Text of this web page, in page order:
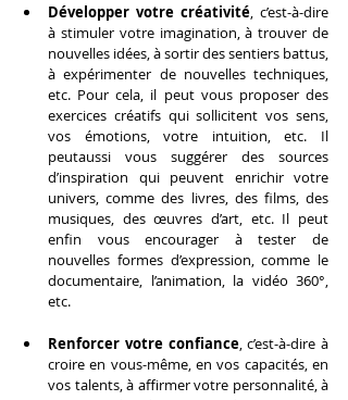
Développer votre créativité, c’est-à-dire
à stimuler votre imagination, à trouver de
nouvelles idées, à sortir des sentiers battus,
à expérimenter de nouvelles techniques,
etc. Pour cela, il peut vous proposer des
exercices créatifs qui sollicitent vos sens,
vos émotions, votre intuition, etc. Il
peutaussi vous suggérer des sources
d’inspiration qui peuvent enrichir votre
univers, comme des livres, des films, des
musiques, des œuvres d’art, etc. Il peut
enfin vous encourager à tester de
nouvelles formes d’expression, comme le
documentaire, l’animation, la vidéo 360°,
etc.
Renforcer votre confiance, c’est-à-dire à
croire en vous-même, en vos capacités, en
vos talents, à affirmer votre personnalité, à